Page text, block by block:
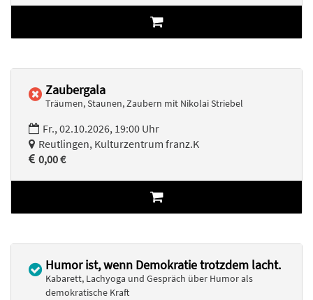
Zaubergala
Träumen, Staunen, Zaubern mit Nikolai Striebel
Fr., 02.10.2026, 19:00 Uhr
Reutlingen, Kulturzentrum franz.K
0,00 €
Humor ist, wenn Demokratie trotzdem lacht.
Kabarett, Lachyoga und Gespräch über Humor als
demokratische Kraft